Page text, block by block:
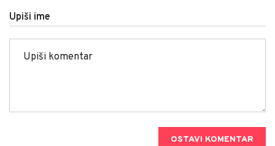
Upiši ime
OSTAVI KOMENTAR